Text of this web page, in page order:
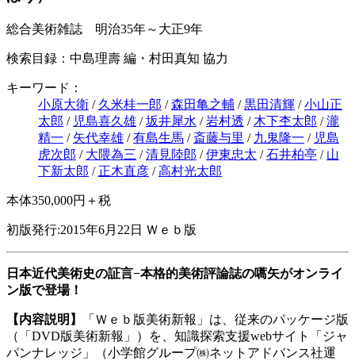
総合美術雑誌 明治35年～大正9年
検索目録：中島理壽 編・村田真知 協力
キーワード：
小原大衛 / 久米桂一郎 /森田亀之輔 /黒田清輝 /小山正
太郎 / 児島喜久雄 /坂井犀水 /岩村透 / 木下杢太郎 /瀧
精一 / 矢代幸雄 /有島生馬 / 斎藤与里 / 九鬼隆一 / 児島
虎次郎 / 大隈為三 /清見陸郎 /伊東忠太 /石井柏亭 / 山
下新太郎 / 正木直彦 /高村光太郎
本体350,000円＋税
初版発行:2015年6月22日 Ｗｅｂ版
日本近代美術史の証言−本格的美術評論誌の嚆矢がオンライ
ン版で登場！
【内容説明】
「Ｗｅｂ版美術新報」は、従来のパッケージ版
（「DVD版美術新報」）を、知識探索支援webサイト「ジャ
パンナレッジ」（小学館グループ㈱ネットアドバンス社運